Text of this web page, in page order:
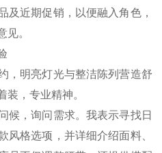
及近期促销，以便融入角色，
见。
，明亮灯光与整洁陈列营造舒
装，专业精神。
候，询问需求。我表示寻找日
风格选项，并详细介绍面料、